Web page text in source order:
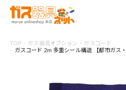
TOP ガス器具オプション
ガスコード
ガスコード 2m 多重シール構造 【都市ガス・